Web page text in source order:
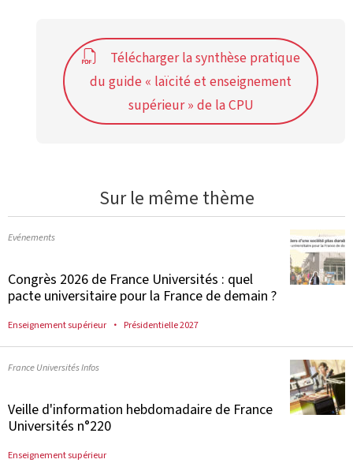
Télécharger la synthèse pratique
du guide « laïcité et enseignement
supérieur » de la CPU
Sur le même thème
Evénements
Congrès 2026 de France Universités : quel
pacte universitaire pour la France de demain ?
Enseignement supérieur Présidentielle 2027
France Universités Infos
Veille d'information hebdomadaire de France
Universités n°220
Enseignement supérieur